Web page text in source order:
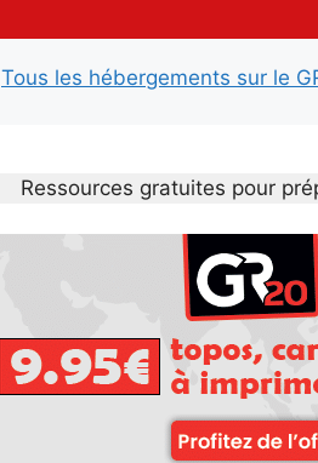
Tous les hébergements sur le
Ressources gratuites pour